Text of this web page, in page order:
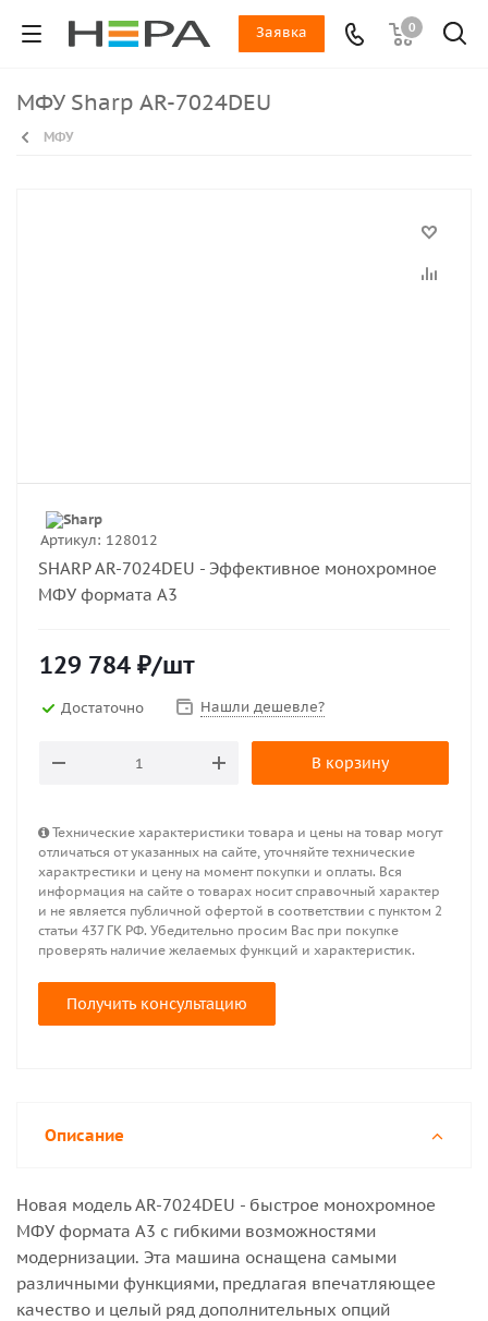
0
Заявка
МФУ Sharp AR-7024DEU
МФУ
Артикул: 128012
SHARP AR-7024DEU - Эффективное монохромное
МФУ формата A3
129 784 ₽/шт
Достаточно Нашли дешевле?
В корзину
Технические характеристики товара и цены на товар могут
отличаться от указанных на сайте, уточняйте технические
характрестики и цену на момент покупки и оплаты. Вся
информация на сайте о товарах носит справочный характер
и не является публичной офертой в соответствии с пунктом 2
статьи 437 ГК РФ. Убедительно просим Вас при покупке
проверять наличие желаемых функций и характеристик.
Получить консультацию
Описание
Новая модель AR-7024DEU - быстрое монохромное
МФУ формата A3 с гибкими возможностями
модернизации. Эта машина оснащена самыми
различными функциями, предлагая впечатляющее
качество и целый ряд дополнительных опций